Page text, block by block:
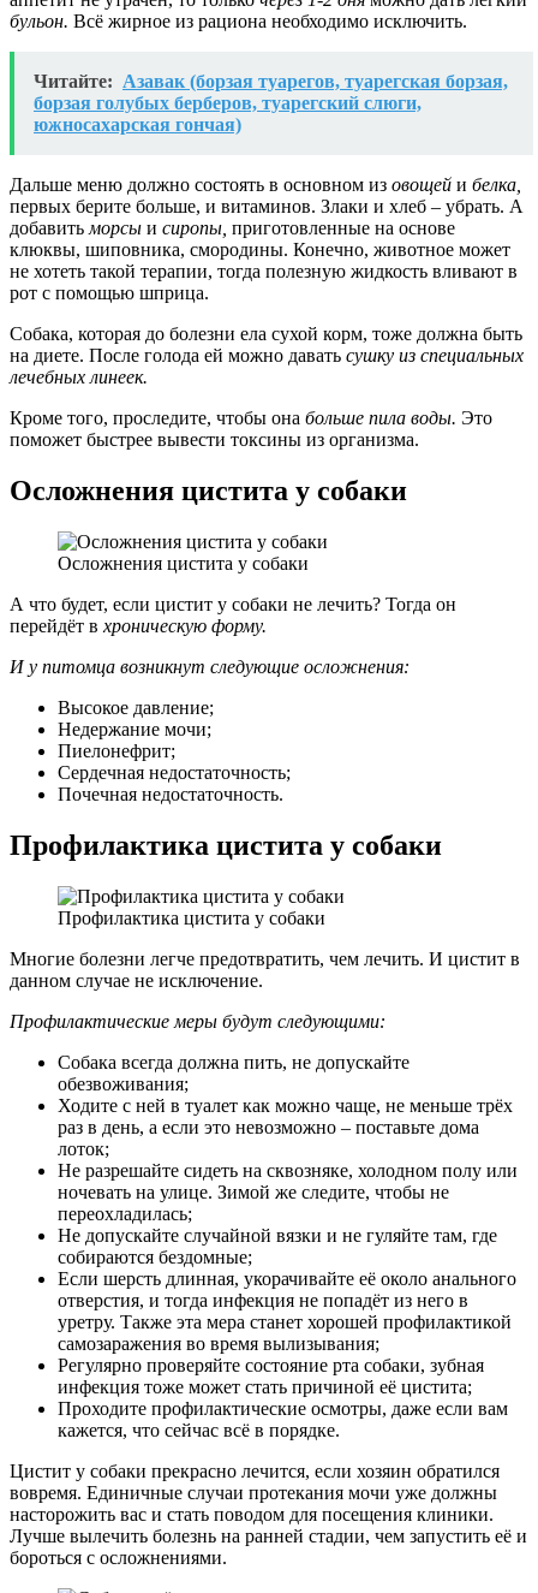
бульон. Всё жирное из рациона необходимо исключить.
Читайте: Азавак (борзая туарегов, туарегская борзая,
борзая голубых берберов, туарегский слюги,
южносахарская гончая)
Дальше меню должно состоять в основном из овощей и белка,
первых берите больше, и витаминов. Злаки и хлеб – убрать. А
добавить морсы и сиропы, приготовленные на основе
клюквы, шиповника, смородины. Конечно, животное может
не хотеть такой терапии, тогда полезную жидкость вливают в
рот с помощью шприца.
Собака, которая до болезни ела сухой корм, тоже должна быть
на диете. После голода ей можно давать сушку из специальных
лечебных линеек.
Кроме того, проследите, чтобы она больше пила воды. Это
поможет быстрее вывести токсины из организма.
Осложнения цистита у собаки
Осложнения цистита у собаки
А что будет, если цистит у собаки не лечить? Тогда он
перейдёт в хроническую форму.
И у питомца возникнут следующие осложнения:
Высокое давление;
Недержание мочи;
Пиелонефрит;
Сердечная недостаточность;
Почечная недостаточность.
Профилактика цистита у собаки
Профилактика цистита у собаки
Многие болезни легче предотвратить, чем лечить. И цистит в
данном случае не исключение.
Профилактические меры будут следующими:
Собака всегда должна пить, не допускайте
обезвоживания;
Ходите с ней в туалет как можно чаще, не меньше трёх
раз в день, а если это невозможно – поставьте дома
лоток;
Не разрешайте сидеть на сквозняке, холодном полу или
ночевать на улице. Зимой же следите, чтобы не
переохладилась;
Не допускайте случайной вязки и не гуляйте там, где
собираются бездомные;
Если шерсть длинная, укорачивайте её около анального
отверстия, и тогда инфекция не попадёт из него в
уретру. Также эта мера станет хорошей профилактикой
самозаражения во время вылизывания;
Регулярно проверяйте состояние рта собаки, зубная
инфекция тоже может стать причиной её цистита;
Проходите профилактические осмотры, даже если вам
кажется, что сейчас всё в порядке.
Цистит у собаки прекрасно лечится, если хозяин обратился
вовремя. Единичные случаи протекания мочи уже должны
насторожить вас и стать поводом для посещения клиники.
Лучше вылечить болезнь на ранней стадии, чем запустить её и
бороться с осложнениями.